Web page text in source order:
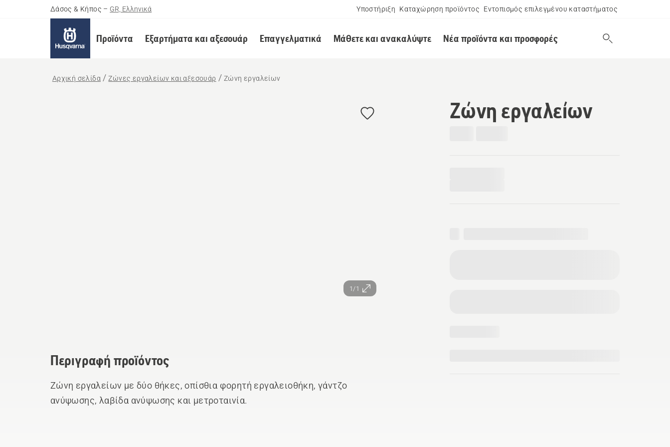
Δάσος & Κήπος – GR, Ελληνικά Υποστήριξη Καταχώρηση προϊόντος Εντοπισμός επιλεγμένου καταστήματος
Προϊόντα Εξαρτήματα και αξεσουάρ Επαγγελματικά Μάθετε και ανακαλύψτε Νέα προϊόντα και προσφορές
Αρχική σελίδα Ζώνες εργαλείων και αξεσουάρ Ζώνη εργαλείων
1/1
Ζώνη εργαλείων
Περιγραφή προϊόντος
Ζώνη εργαλείων με δύο θήκες, οπίσθια φορητή εργαλειοθήκη, γάντζο
ανύψωσης, λαβίδα ανύψωσης και μετροταινία.